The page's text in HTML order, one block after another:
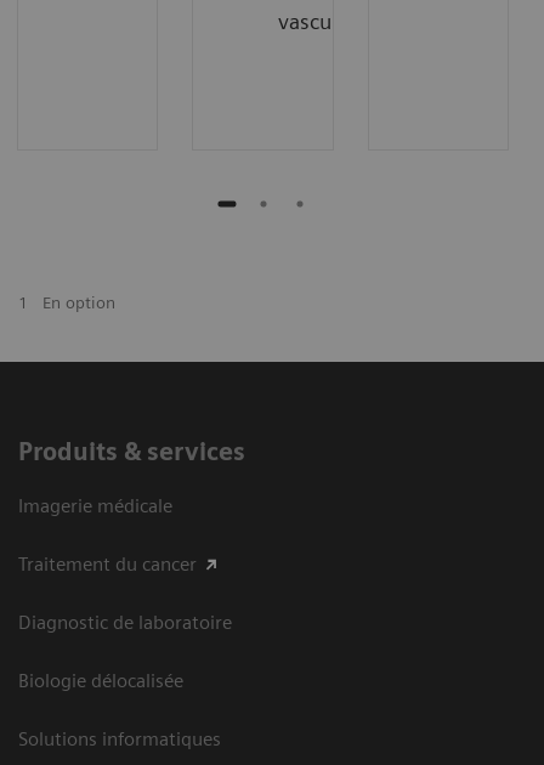
vasculaire
1 En option
Produits & services
Imagerie médicale
Traitement du cancer
Diagnostic de laboratoire
Biologie délocalisée
Solutions informatiques